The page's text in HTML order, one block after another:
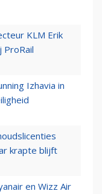
KLM Erik
ProRail
Izhavia in
krapte blijft
en Wizz Air